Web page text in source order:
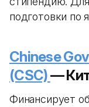
подготовки по
Chinese
(CSC)—
Финансирует